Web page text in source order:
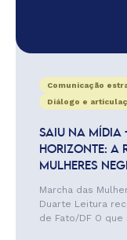
Comunicação
Diálogo e
SAIU NA MÍDIA
HORIZONTE: A
MULHERES
Marcha das
Duarte Leitura
de Fato/DF O que